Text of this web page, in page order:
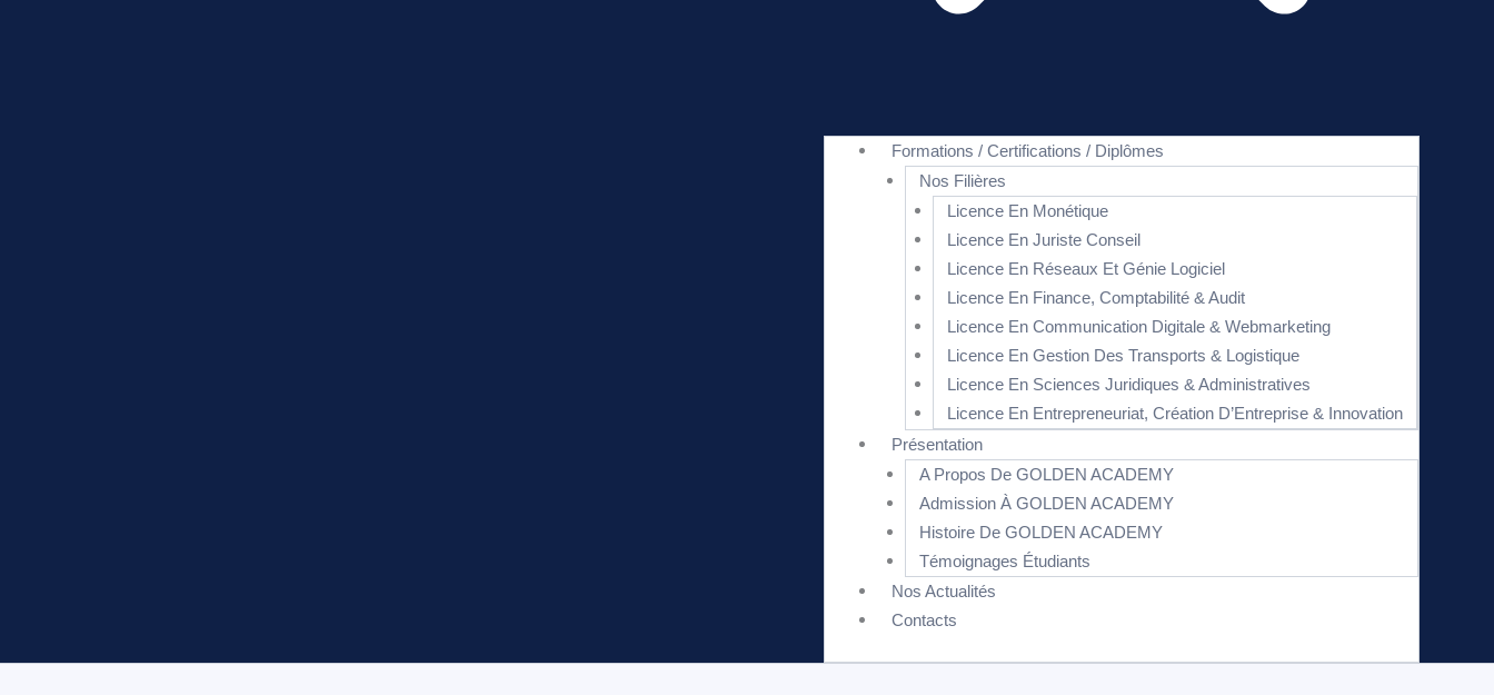
Formations / Certifications / Diplômes
Nos Filières
Licence En Monétique
Licence En Juriste Conseil
Licence En Réseaux Et Génie Logiciel
Licence En Finance, Comptabilité & Audit
Licence En Communication Digitale & Webmarketing
Licence En Gestion Des Transports & Logistique
Licence En Sciences Juridiques & Administratives
Licence En Entrepreneuriat, Création D’Entreprise & Innovation
Présentation
A Propos De GOLDEN ACADEMY
Admission À GOLDEN ACADEMY
Histoire De GOLDEN ACADEMY
Témoignages Étudiants
Nos Actualités
Contacts